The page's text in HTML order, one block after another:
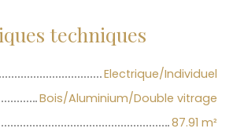
techniques
Electrique/Individuel
Bois/Aluminium/Double vitrage
87.91 m²